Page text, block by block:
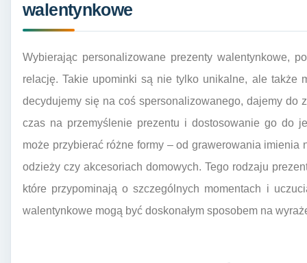
walentynkowe
Wybierając personalizowane prezenty walentynkowe,
relację. Takie upominki są nie tylko unikalne, ale także
decydujemy się na coś spersonalizowanego, dajemy do
czas na przemyślenie prezentu i dostosowanie go do
może przybierać różne formy – od grawerowania
odzieży czy akcesoriach domowych. Tego rodzaju
które przypominają o szczególnych momentach i
walentynkowe mogą być doskonałym sposobem na